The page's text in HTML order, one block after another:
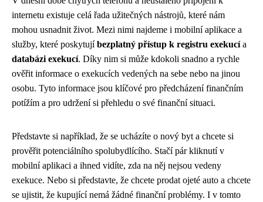
internetu existuje celá řada užitečných nástrojů, které nám
mohou usnadnit život. Mezi nimi najdeme i mobilní aplikace a
služby, které poskytujíbezplatný přístup k registru exekucía
databázi exekucí. Díky nim si může kdokoli snadno a rychle
ověřit informace o exekucích vedených na sebe nebo na jinou
osobu. Tyto informace jsou klíčové pro předcházení finančním
potížím a pro udržení si přehledu o své finanční situaci.
Představte si například, že se ucházíte o nový byt a chcete si
prověřit potenciálního spolubydlícího. Stačí pár kliknutí v
mobilní aplikaci a ihned vidíte, zda na něj nejsou vedeny
exekuce. Nebo si představte, že chcete prodat ojeté auto a chcete
se ujistit, že kupující nemá žádné finanční problémy. I v tomto